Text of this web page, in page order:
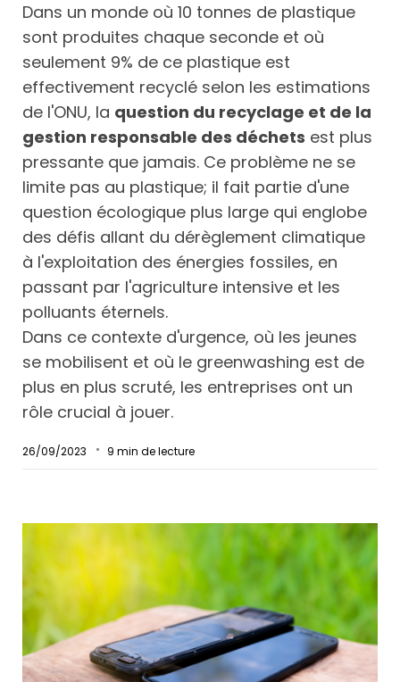
Dans un monde où 10 tonnes de plastique
sont produites chaque seconde et où
seulement 9% de ce plastique est
effectivement recyclé selon les estimations
de l'ONU, la question du recyclage et de la
gestion responsable des déchets est plus
pressante que jamais. Ce problème ne se
limite pas au plastique; il fait partie d'une
question écologique plus large qui englobe
des défis allant du dérèglement climatique
à l'exploitation des énergies fossiles, en
passant par l'agriculture intensive et les
polluants éternels.
Dans ce contexte d'urgence, où les jeunes
se mobilisent et où le greenwashing est de
plus en plus scruté, les entreprises ont un
rôle crucial à jouer.
26/09/2023 9 min de lecture